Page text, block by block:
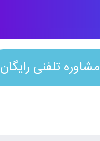
مشاوره تلفنی رایگان